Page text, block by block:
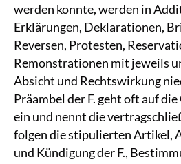
werden konnte, werden in
Erklärungen, Deklarationen,
Reversen, Protesten,
Remonstrationen mit jeweils
Absicht und Rechtswirkung
Präambel der F. geht oft auf
ein und nennt die
folgen die stipulierten Artikel,
und Kündigung der F.,